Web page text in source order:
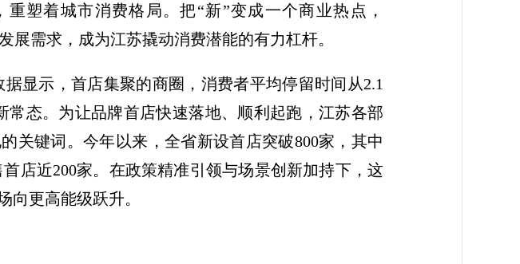
塑着城市消费格局。把“新”变成一个商业热点，
需求，成为江苏撬动消费潜能的有力杠杆。
显示，首店集聚的商圈，消费者平均停留时间从2.1
态。为让品牌首店快速落地、顺利起跑，江苏各部
关键词。今年以来，全省新设首店突破800家，其中
店近200家。在政策精准引领与场景创新加持下，这
向更高能级跃升。